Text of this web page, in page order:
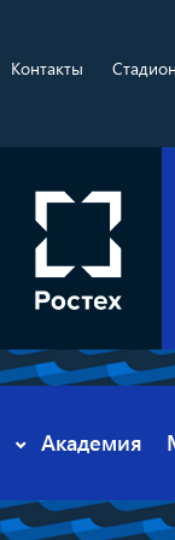
Контакты Стадион
Академия